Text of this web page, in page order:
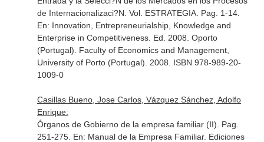
de Internacionalizaci?N. Vol. ESTRATEGIA. Pag. 1-14.
En: Innovation, Entrepreneurialship, Knowledge and
Enterprise in Competitiveness. Ed. 2008. Oporto
(Portugal). Faculty of Economics and Management,
University of Porto (Portugal). 2008. ISBN 978-989-20-
1009-0
Casillas Bueno, Jose Carlos, Vázquez Sánchez, Adolfo
Enrique:
Órganos de Gobierno de la empresa familiar (II). Pag.
251-275. En: Manual de la Empresa Familiar. Ediciones